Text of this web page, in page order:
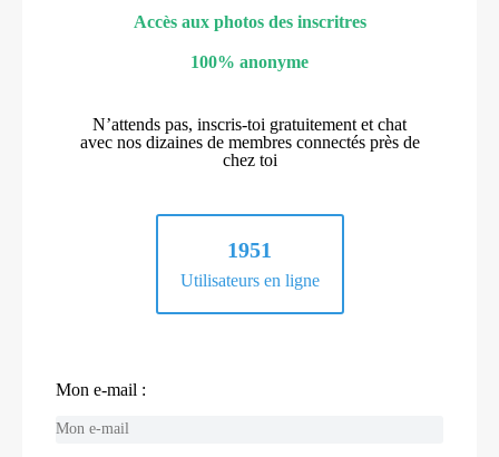
Accès aux photos des inscritres
100% anonyme
N’attends pas, inscris-toi gratuitement et chat
avec nos dizaines de membres connectés près de
chez toi
1951
Utilisateurs en ligne
Mon e-mail :